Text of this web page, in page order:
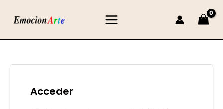
Acceder